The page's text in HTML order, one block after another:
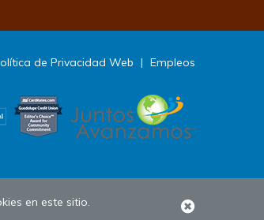
en este sitio.
Close
de Privacidad Web | Empleos